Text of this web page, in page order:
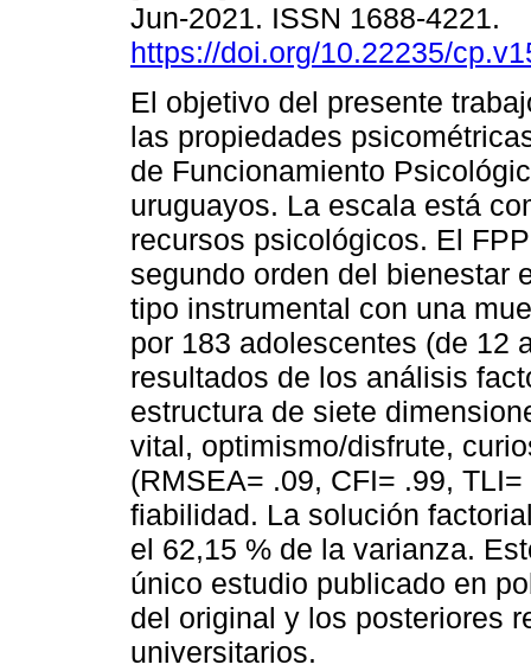
Jun-2021. ISSN 1688-4221.
https://doi.org/10.22235/
El objetivo del presente
las propiedades
de Funcionamiento
uruguayos. La escala está
recursos psicológicos. El
segundo orden del bienestar
tipo instrumental con una
por 183 adolescentes (de 12
resultados de los análisis
estructura de siete
vital, optimismo/disfrute,
(RMSEA= .09, CFI= .99,
fiabilidad. La solución
el 62,15 % de la varianza.
único estudio publicado en
del original y los posteriores
universitarios.